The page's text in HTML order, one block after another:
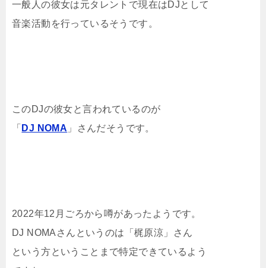
一般人の彼女は元タレントで現在はDJとして
音楽活動を行っているそうです。
このDJの彼女と言われているのが
「 DJ NOMA 」さんだそうです。
2022年12月ごろから噂があったようです。
DJ NOMAさんというのは「梶原涼」さん
という方ということまで特定できているよう